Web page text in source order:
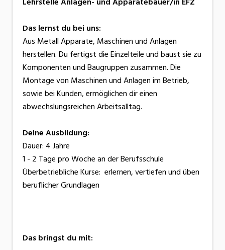
Das lernst du bei uns:
Aus Metall Apparate, Maschinen und Anlagen
herstellen. Du fertigst die Einzelteile und baust sie zu
Komponenten und Baugruppen zusammen. Die
Montage von Maschinen und Anlagen im Betrieb,
sowie bei Kunden, ermöglichen dir einen
abwechslungsreichen Arbeitsalltag.
Deine Ausbildung:
Dauer: 4 Jahre
1 - 2 Tage pro Woche an der Berufsschule
Überbetriebliche Kurse: erlernen, vertiefen und üben
beruflicher Grundlagen
Das bringst du mit: